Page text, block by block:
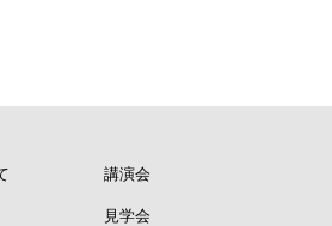
講演会
見学会